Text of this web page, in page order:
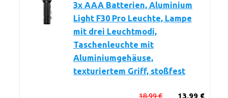
3x AAA Batterien, Aluminium
Light F30 Pro Leuchte, Lampe
mit drei Leuchtmodi,
Taschenleuchte mit
Aluminiumgehäuse,
texturiertem Griff, stoßfest
13,99 €
18,99 €